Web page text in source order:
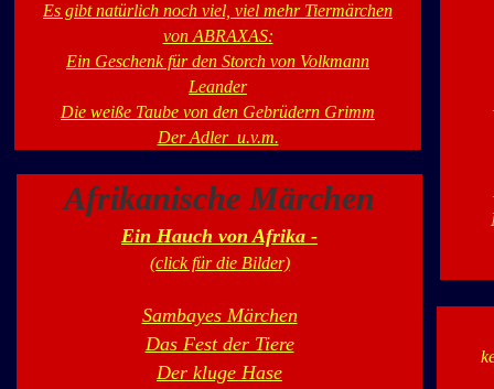
Afrikanische Märchen
Ein Hauch von Afrika -
(click für die Bilder)
Sambayes Märchen
Das Fest der Tiere
Der kluge Hase
Es gibt natürlich noch viel, viel mehr Tiermärchen
von ABRAXAS:
Ein Geschenk für den Storch von Volkmann
Leander
Die weiße Taube von den Gebrüdern Grimm
Der Adler u.v.m.